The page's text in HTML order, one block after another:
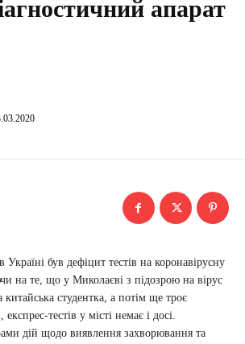
апарат
був дефіцит тестів на коронавірусну
на те, що у Миколаєві з підозрою на вірус
студентка, а потім ще троє
тестів у місті немає і досі.
дій щодо виявлення захворювання та